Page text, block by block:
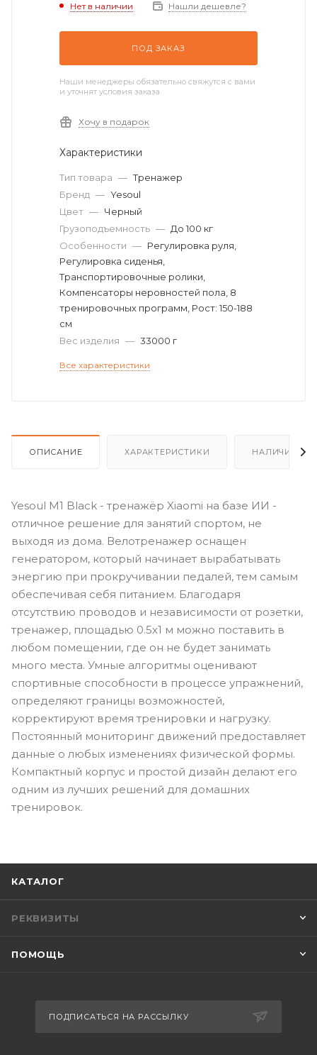
Нет в наличии Нашли дешевле?
ПОД ЗАКАЗ
Наши менеджеры обязательно свяжутся с вами
и уточнят условия заказа
Хочу в подарок
Характеристики
Тип товара — Тренажер
Бренд — Yesoul
Цвет — Черный
Грузоподъемность — До 100 кг
Особенности — Регулировка руля,
Регулировка сиденья,
Транспортировочные ролики,
Компенсаторы неровностей пола, 8
тренировочных программ, Рост: 150-188
см
Вес изделия — 33000 г
Все характеристики
ОПИСАНИЕ ХАРАКТЕРИСТИКИ НАЛИЧИЕ
Yesoul M1 Black - тренажёр Xiaomi на базе ИИ -
отличное решение для занятий спортом, не
выходя из дома. Велотренажер оснащен
генератором, который начинает вырабатывать
энергию при прокручивании педалей, тем самым
обеспечивая себя питанием. Благодаря
отсутствию проводов и независимости от розетки,
тренажер, площадью 0.5х1 м можно поставить в
любом помещении, где он не будет занимать
много места. Умные алгоритмы оценивают
спортивные способности в процессе упражнений,
определяют границы возможностей,
корректируют время тренировки и нагрузку.
Постоянный мониторинг движений предоставляет
данные о любых изменениях физической формы.
Компактный корпус и простой дизайн делают его
одним из лучших решений для домашних
тренировок.
КАТАЛОГ
РЕКВИЗИТЫ
ПОМОЩЬ
ПОДПИСАТЬСЯ НА РАССЫЛКУ